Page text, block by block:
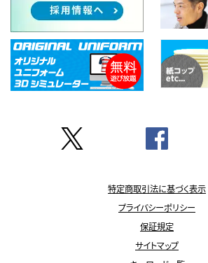
特定商取引法に基づく表示
プライバシーポリシー
保証規定
サイトマップ